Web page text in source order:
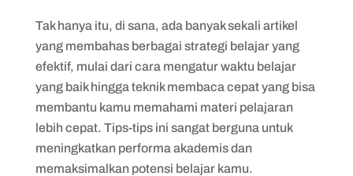
Tak hanya itu, di sana, ada banyak sekali artikel
yang membahas berbagai strategi belajar yang
efektif, mulai dari cara mengatur waktu belajar
yang baik hingga teknik membaca cepat yang bisa
membantu kamu memahami materi pelajaran
lebih cepat. Tips-tips ini sangat berguna untuk
meningkatkan performa akademis dan
memaksimalkan potensi belajar kamu.